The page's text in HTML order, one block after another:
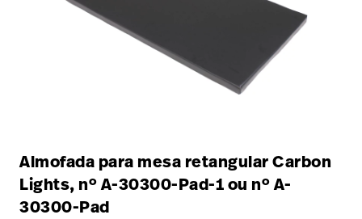
Almofada para mesa retangular Carbon
Lights, nº A-30300-Pad-1 ou nº A-
30300-Pad